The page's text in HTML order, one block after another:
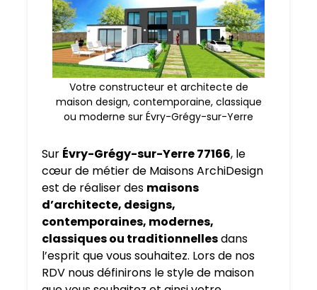
Votre constructeur et architecte de
maison design, contemporaine, classique
ou moderne sur Évry-Grégy-sur-Yerre
Sur Évry-Grégy-sur-Yerre 77166, le
cœur de métier de Maisons ArchiDesign
est de réaliser des maisons
d’architecte, designs,
contemporaines, modernes,
classiques ou traditionnellesdans
l’esprit que vous souhaitez. Lors de nos
RDV nous définirons le style de maison